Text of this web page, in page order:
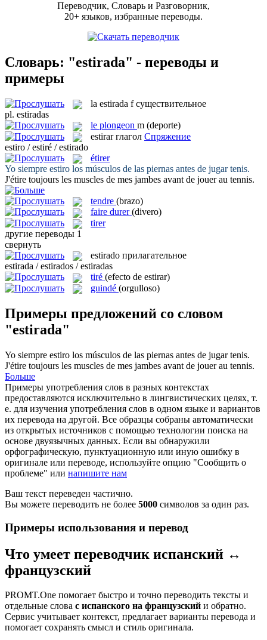
Переводчик, Словарь и Разговорник,
20+ языков, избранные переводы.
Словарь: "estirada" - переводы и
примеры
la estirada f существительное
pl. estiradas
le plongeon m (deporte)
estirar глагол Спряжение
estiro / estiré / estirado
étirer
Yo siempre estiro los músculos de las piernas antes de jugar tenis.
J'étire toujours les muscles de mes jambes avant de jouer au tennis.
tendre (brazo)
faire durer (divero)
tirer
другие переводы 1
свернуть
estirado прилагательное
estirada / estirados / estiradas
tiré (efecto de estirar)
guindé (orgulloso)
Примеры предложений со словом
"estirada"
Yo siempre estiro los músculos de las piernas antes de jugar tenis.
J'étire toujours les muscles de mes jambes avant de jouer au tennis.
Больше
Примеры употребления слов в разных контекстах
предоставляются исключительно в лингвистических целях, т.
е. для изучения употребления слов в одном языке и вариантов
их перевода на другой. Все образцы собраны автоматически
из открытых источников с помощью технологии поиска на
основе двуязычных данных. Если вы обнаружили
орфографическую, пунктуационную или иную ошибку в
оригинале или переводе, используйте опцию "Сообщить о
проблеме" или напишите нам
Ваш текст переведен частично.
Вы можете переводить не более 5000 символов за один раз.
Примеры использования и перевод
Что умеет переводчик испанский ↔
французский
PROMT.One помогает быстро и точно переводить тексты и
отдельные слова с испанского на французский и обратно.
Сервис учитывает контекст, предлагает варианты перевода и
помогает сохранять смысл и стиль оригинала.